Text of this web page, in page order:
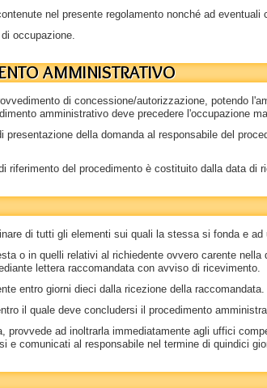
nel presente regolamento nonché ad
occupazione.
AMMINISTRATIVO
di concessione/autorizzazione, potendo
amministrativo deve precedere l'occupazione
della domanda al responsabile del
del procedimento è costituito dalla data
di tutti gli elementi sui quali la stessa si fonda e
o in quelli relativi al richiedente ovvero carente
lettera raccomandata con avviso di ricevimento.
entro giorni dieci dalla ricezione della raccomandata.
il quale deve concludersi il procedimento
provvede ad inoltrarla immediatamente agli uffici
comunicati al responsabile nel termine di quindici